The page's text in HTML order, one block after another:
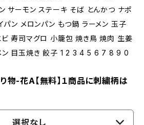
サーモン ステーキ そば とんかつ ナポ
パン メロンパン もつ鍋 ラーメン 玉子
寿司マグロ 小籠包 焼き鳥 焼肉 生姜
ン 目玉焼き 餃子 1 2 3 4 5 6 7 8 9 0
-花A【無料】１商品に刺繍柄は
選択なし